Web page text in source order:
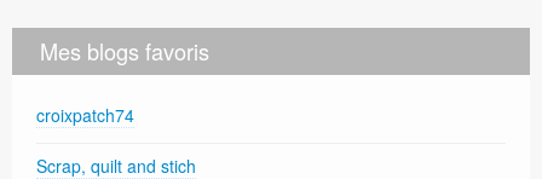
Mes blogs favoris
croixpatch74
Scrap, quilt and stich